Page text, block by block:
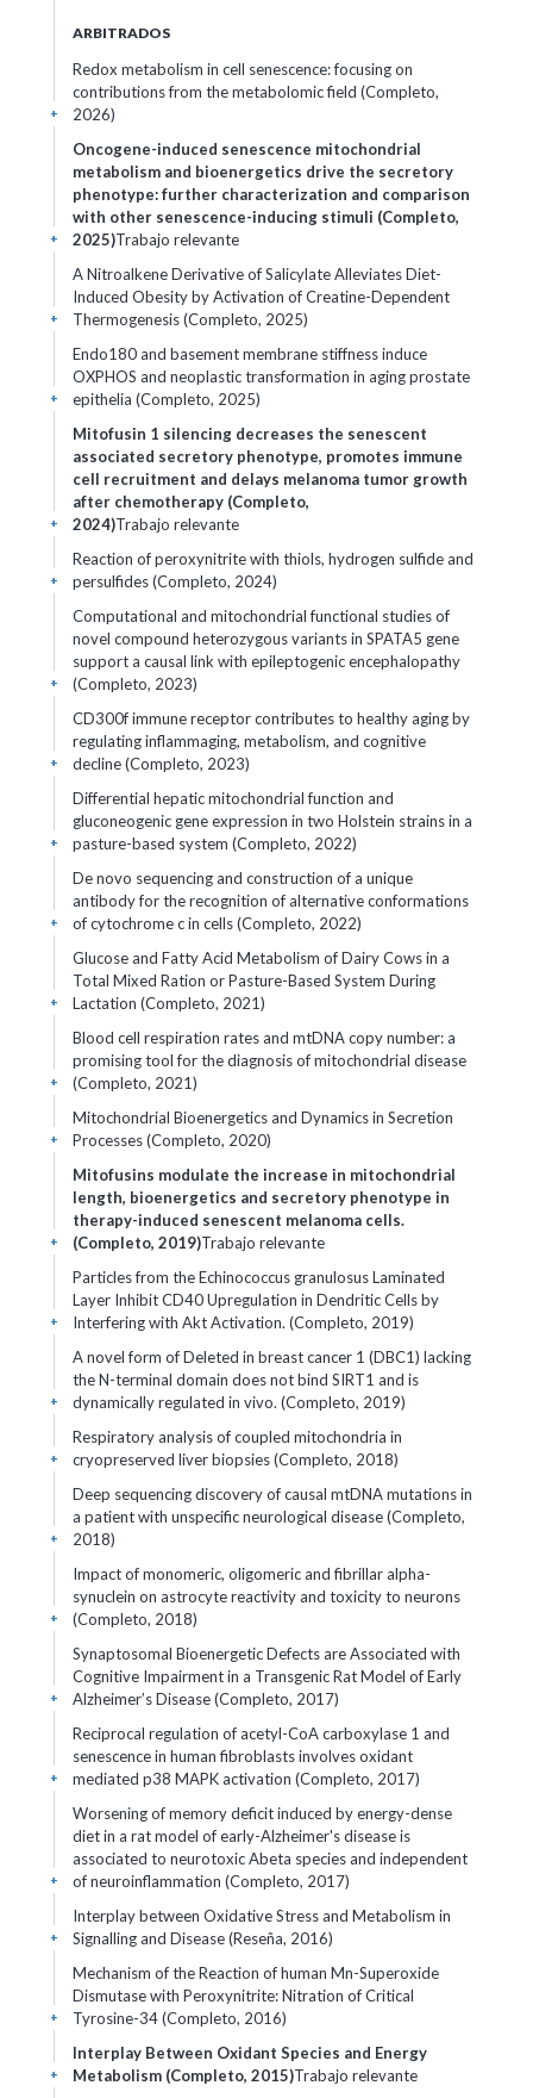
ARBITRADOS
Redox metabolism in cell senescence: focusing on
contributions from the metabolomic field (Completo,
2026)
+
Oncogene-induced senescence mitochondrial
metabolism and bioenergetics drive the secretory
phenotype: further characterization and comparison
with other senescence-inducing stimuli (Completo,
2025)Trabajo relevante
+
A Nitroalkene Derivative of Salicylate Alleviates Diet-
Induced Obesity by Activation of Creatine-Dependent
Thermogenesis (Completo, 2025)
+
Endo180 and basement membrane stiffness induce
OXPHOS and neoplastic transformation in aging prostate
epithelia (Completo, 2025)
+
Mitofusin 1 silencing decreases the senescent
associated secretory phenotype, promotes immune
cell recruitment and delays melanoma tumor growth
after chemotherapy (Completo,
2024)Trabajo relevante
+
Reaction of peroxynitrite with thiols, hydrogen sulfide and
persulfides (Completo, 2024)
+
Computational and mitochondrial functional studies of
novel compound heterozygous variants in SPATA5 gene
support a causal link with epileptogenic encephalopathy
(Completo, 2023)
+
CD300f immune receptor contributes to healthy aging by
regulating inflammaging, metabolism, and cognitive
decline (Completo, 2023)
+
Differential hepatic mitochondrial function and
gluconeogenic gene expression in two Holstein strains in a
pasture-based system (Completo, 2022)
+
De novo sequencing and construction of a unique
antibody for the recognition of alternative conformations
of cytochrome c in cells (Completo, 2022)
+
Glucose and Fatty Acid Metabolism of Dairy Cows in a
Total Mixed Ration or Pasture-Based System During
Lactation (Completo, 2021)
+
Blood cell respiration rates and mtDNA copy number: a
promising tool for the diagnosis of mitochondrial disease
(Completo, 2021)
+
Mitochondrial Bioenergetics and Dynamics in Secretion
Processes (Completo, 2020)
+
Mitofusins modulate the increase in mitochondrial
length, bioenergetics and secretory phenotype in
therapy-induced senescent melanoma cells.
(Completo, 2019)Trabajo relevante
+
Particles from the Echinococcus granulosus Laminated
Layer Inhibit CD40 Upregulation in Dendritic Cells by
Interfering with Akt Activation. (Completo, 2019)
+
A novel form of Deleted in breast cancer 1 (DBC1) lacking
the N-terminal domain does not bind SIRT1 and is
dynamically regulated in vivo. (Completo, 2019)
+
Respiratory analysis of coupled mitochondria in
cryopreserved liver biopsies (Completo, 2018)
+
Deep sequencing discovery of causal mtDNA mutations in
a patient with unspecific neurological disease (Completo,
2018)
+
Impact of monomeric, oligomeric and fibrillar alpha-
synuclein on astrocyte reactivity and toxicity to neurons
(Completo, 2018)
+
Synaptosomal Bioenergetic Defects are Associated with
Cognitive Impairment in a Transgenic Rat Model of Early
Alzheimer’s Disease (Completo, 2017)
+
Reciprocal regulation of acetyl-CoA carboxylase 1 and
senescence in human fibroblasts involves oxidant
mediated p38 MAPK activation (Completo, 2017)
+
Worsening of memory deficit induced by energy-dense
diet in a rat model of early-Alzheimer's disease is
associated to neurotoxic Abeta species and independent
of neuroinflammation (Completo, 2017)
+
Interplay between Oxidative Stress and Metabolism in
Signalling and Disease (Reseña, 2016)
+
Mechanism of the Reaction of human Mn-Superoxide
Dismutase with Peroxynitrite: Nitration of Critical
Tyrosine-34 (Completo, 2016)
+
Interplay Between Oxidant Species and Energy
Metabolism (Completo, 2015)Trabajo relevante
+